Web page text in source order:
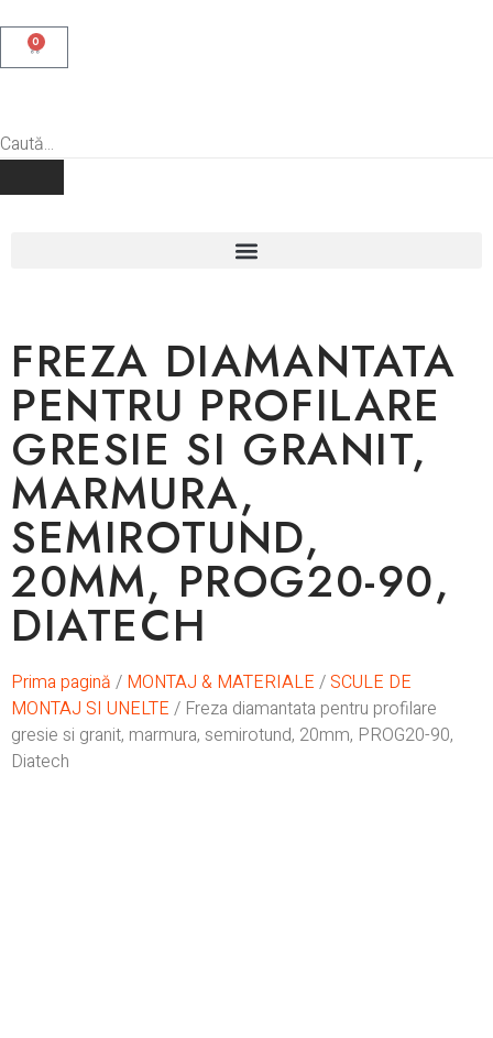
0
FREZA DIAMANTATA
PENTRU PROFILARE
GRESIE SI GRANIT,
MARMURA,
SEMIROTUND,
20MM, PROG20-90,
DIATECH
Prima pagină / MONTAJ & MATERIALE / SCULE DE
MONTAJ SI UNELTE / Freza diamantata pentru profilare
gresie si granit, marmura, semirotund, 20mm, PROG20-90,
Diatech